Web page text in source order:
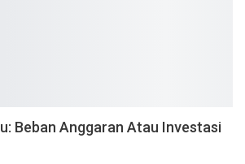
Beban Anggaran Atau Investasi